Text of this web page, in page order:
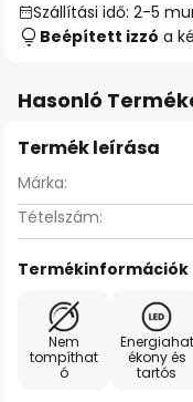
Szállítási idő: 2-5
Beépített izzó a
Hasonló
Termék leírása
Márka:
Tételszám:
Termékinformációk
Nem
tompíthat
ó
Energiahat
ékony és
tartós